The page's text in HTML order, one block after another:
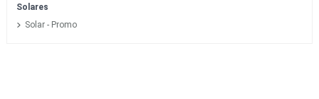
Solares
Solar - Promo